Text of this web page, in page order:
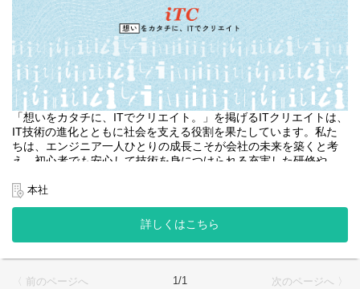
「想いをカタチに、ITでクリエイト。」を掲げるITクリエイトは、
IT技術の進化とともに社会を支える役割を果たしています。私た
ちは、エンジニア一人ひとりの成長こそが会社の未来を築くと考
え、初心者でも安心して技術を身につけられる充実した研修や
チームワークを重視し、多様な人材が活躍できる職場環境を整
備。テレワークや柔軟な勤務制度、充実の休暇制度など、ライフ
スタイルに合わせた働き方を支援しています。資格取得支援や表
彰制度も充実し、一人ひとりのキャリアアップを全面的に応援。
「新しい技術を学びたい」「仲間と共に成長したい」という意欲
本社
詳しくはこちら
〈 前のページへ 1/1 次のページへ 〉